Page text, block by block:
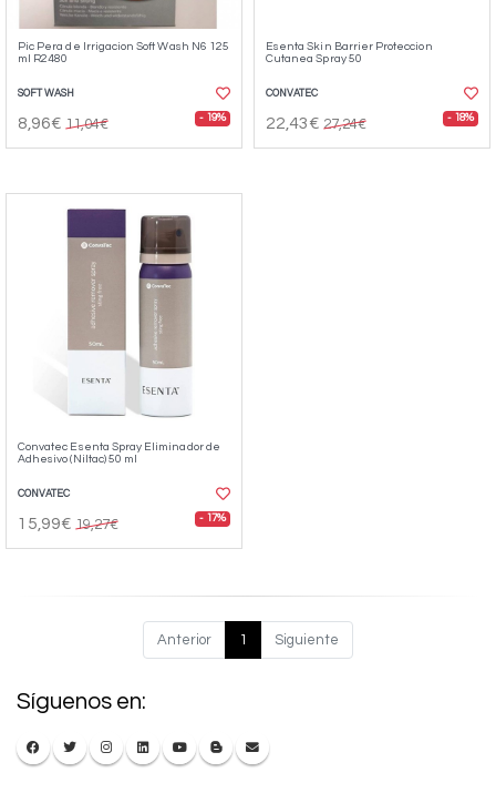
Pic Pera de Irrigacion Soft Wash N6 125
ml R2480
SOFT WASH
8,96€ 11,04€ - 19%
Esenta Skin Barrier Proteccion
Cutanea Spray 50
CONVATEC
22,43€ 27,24€ - 18%
Convatec Esenta Spray Eliminador de
Adhesivo (Niltac) 50 ml
CONVATEC
15,99€ 19,27€ - 17%
Anterior 1 Siguiente
Síguenos en: